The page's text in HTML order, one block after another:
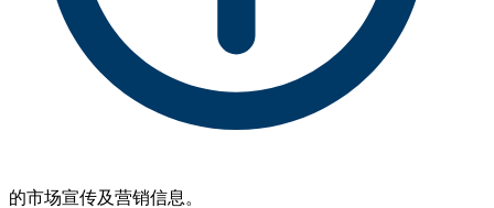
的市场宣传及营销信息。